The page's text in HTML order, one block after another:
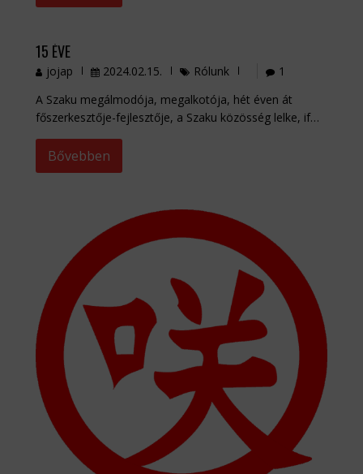
15 ÉVE
jojap 2024.02.15. Rólunk
1
A Szaku megálmodója, megalkotója, hét éven át
főszerkesztője-fejlesztője, a Szaku közösség lelke, if…
Bővebben